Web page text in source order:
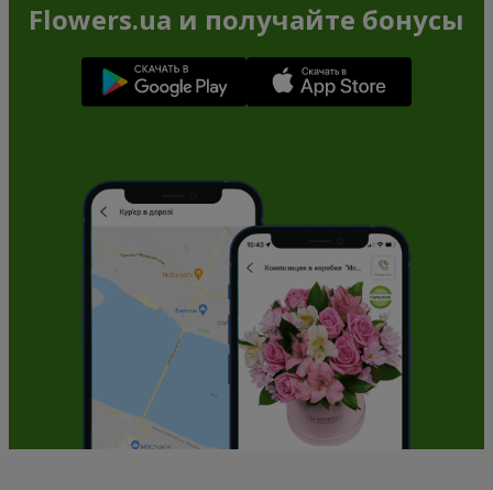
Flowers.ua и получайте бонусы